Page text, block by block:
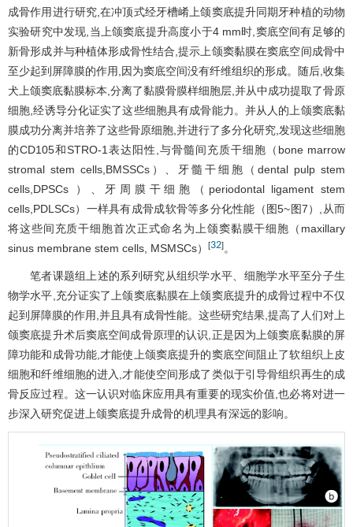
成骨作用进行研究,在冲顶式经牙槽崤上颌窦底提升同期牙种植的动物
实验研究中发现,当上颌窦底提升高度小于4 mm时,窦底空间有足够的
新骨形成并与种植体形成骨性结合,提示上颌窦黏膜在窦底空间成骨中
至少起到屏障膜的作用,因为窦底空间没有纤维组织的形成。随后,收集
犬上颌窦底黏膜标本,分离了黏膜骨膜样细胞层,并从中成功提取了骨原
细胞,经诱导分化证实了这些细胞具有成骨能力。并从人的上颌窦底黏
膜成功分离并培养了这些骨原细胞,并进行了多分化研究,发现这些细胞
的CD105和STRO-1表达阳性,与骨髓间充质干细胞（bone marrow
stromal stem cells,BMSSCs）、牙髓干细胞（dental pulp stem
cells,DPSCs ）、牙周膜干细胞（periodontal ligament stem
cells,PDLSCs）一样具有成骨成软骨等多分化性能（ 图5~图7）,从而
将这些间充质干细胞首次正式命名为上颌窦黏膜干细胞（maxillary
sinus membrane stem cells, MSMSCs）
[32]。
笔者课题组上述的系列研究从组织学水平、细胞学水平至分子生
物学水平,充分证实了上颌窦底黏膜在上颌窦底提升的成骨过程中不仅
起到屏障膜的作用,并且具有成骨性能。这些研究结果,提高了人们对上
颌窦底提升术后窦底空间成骨原理的认识,正是因为上颌窦底黏膜的屏
障功能和成骨功能,才能使上颌窦底提升的窦底空间阻止了软组织上皮
细胞和纤维细胞的进入,才能使空间形成了类似于引导骨组织再生的成
骨反应过程。这一认识对临床应用具有重要的现实价值,也必将对进一
步深入研究促进上颌窦底提升成骨的机理具有深远的影响。